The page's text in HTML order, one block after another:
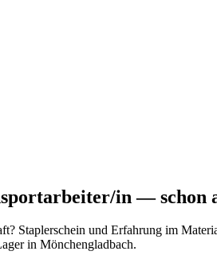
in — schon
Staplerschein und Erfahrung im
in Mönchengladbach.